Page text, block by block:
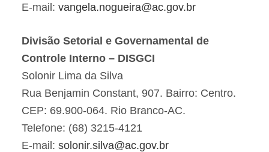
E-mail: vangela.nogueira@ac.gov.br
Divisão Setorial e Governamental de
Controle Interno – DISGCI
Solonir Lima da Silva
Rua Benjamin Constant, 907. Bairro: Centro.
CEP: 69.900-064. Rio Branco-AC.
Telefone: (68) 3215-4121
E-mail: solonir.silva@ac.gov.br